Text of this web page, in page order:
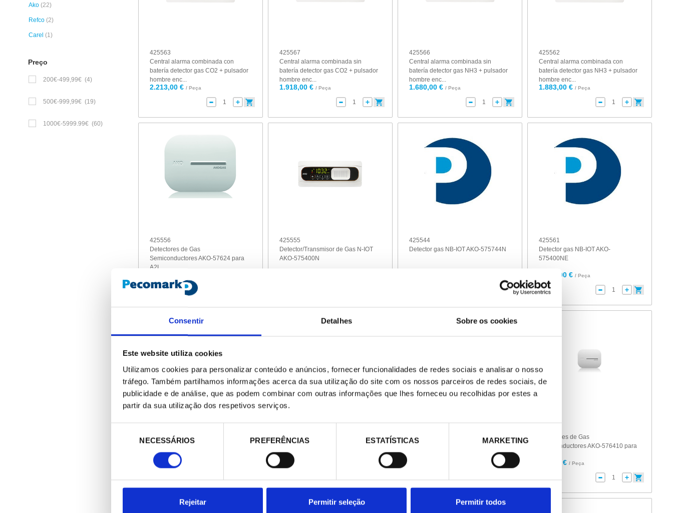
Consentir Detalhes Sobre os cookies
Este website utiliza cookies
Utilizamos cookies para personalizar conteúdo e anúncios, fornecer funcionalidades de redes sociais e analisar o nosso
tráfego. Também partilhamos informações acerca da sua utilização do site com os nossos parceiros de redes sociais, de
publicidade e de análise, que as podem combinar com outras informações que lhes forneceu ou recolhidas por estes a
partir da sua utilização dos respetivos serviços.
consentimento
NECESSÁRIOS PREFERÊNCIAS ESTATÍSTICAS MARKETING
Rejeitar Permitir seleção Permitir todos
Ako (22)
Refco (2)
Carel (1)
Preço
200€-499,99€ (4)
500€-999,99€ (19)
1000€-5999.99€ (60)
425563
Central alarma combinada con
batería detector gas CO2 + pulsador
hombre enc...
2.213,00 € / Peça
425567
Central alarma combinada sin
batería detector gas CO2 + pulsador
hombre enc...
1.918,00 € / Peça
425566
Central alarma combinada sin
batería detector gas NH3 + pulsador
hombre enc...
1.680,00 € / Peça
425562
Central alarma combinada con
batería detector gas NH3 + pulsador
hombre enc...
1.883,00 € / Peça
425556
Detectores de Gas
Semiconductores AKO-57624 para
A2L
425555
Detector/Transmisor de Gas N-IOT
AKO-575400N
425544
Detector gas NB-IOT AKO-575744N
425561
Detector gas NB-IOT AKO-
575400NE
3.036,00 € / Peça
Kit central alarma + detector de gas
1.457,00 €
Kit central alarma + detector de gas
1.645,00 €
Central de Alarma de Detección de
Detectores de Gas
Semiconductores AKO-576410 para
689,00 € / Peça